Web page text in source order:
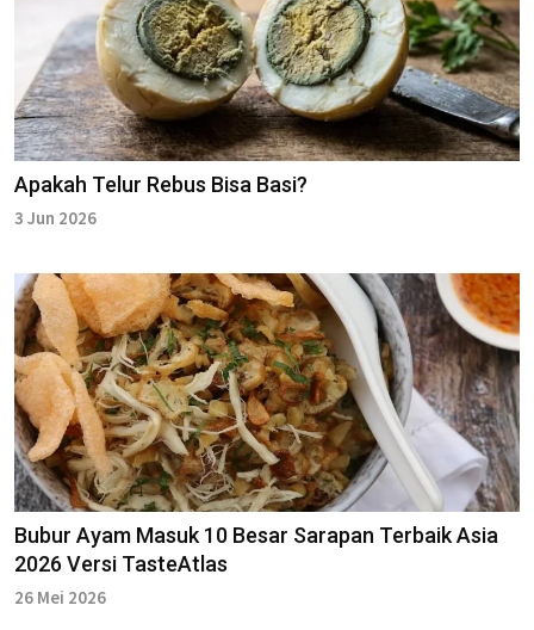
Apakah Telur Rebus Bisa Basi?
3 Jun 2026
Bubur Ayam Masuk 10 Besar Sarapan Terbaik Asia
2026 Versi TasteAtlas
26 Mei 2026